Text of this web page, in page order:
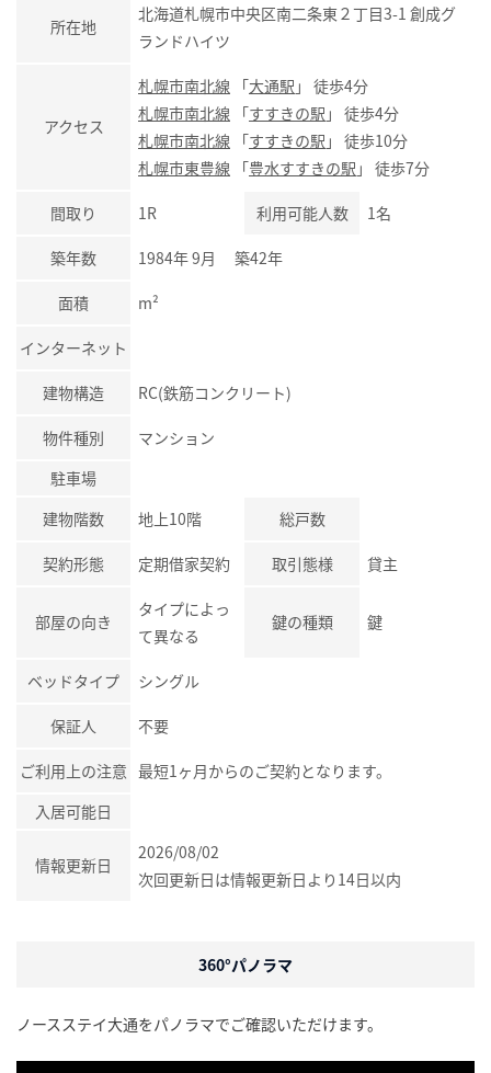
所在地
北海道札幌市中央区南二条東２丁目3-1 創成グ
ランドハイツ
アクセス
札幌市南北線 「大通駅 」 徒歩4分
札幌市南北線 「すすきの駅 」 徒歩4分
札幌市南北線 「すすきの駅 」 徒歩10分
札幌市東豊線 「豊水すすきの駅 」 徒歩7分
間取り 1R 利用可能人数 1名
築年数 1984年 9月 築42年
面積 m²
インターネット
建物構造 RC(鉄筋コンクリート)
物件種別
マンション
駐車場
建物階数
地上10階 総戸数
契約形態 定期借家契約 取引態様 貸主
部屋の向き
タイプによっ
て異なる
鍵の種類 鍵
ベッドタイプ シングル
保証人 不要
ご利用上の注意 最短1ヶ月からのご契約となります。
入居可能日
情報更新日
2026/08/02
次回更新日は情報更新日より14日以内
360°パノラマ
ノースステイ大通をパノラマでご確認いただけます。